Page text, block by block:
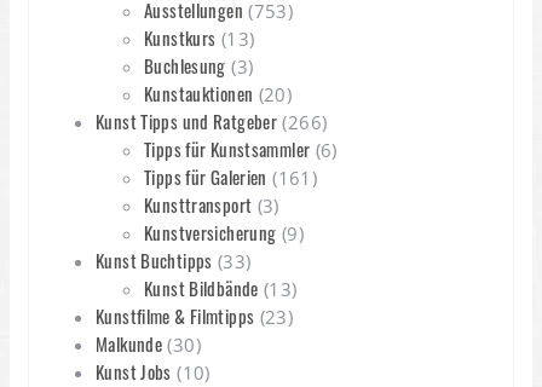
Ausstellungen (753)
Kunstkurs (13)
Buchlesung (3)
Kunstauktionen (20)
Kunst Tipps und Ratgeber (266)
Tipps für Kunstsammler (6)
Tipps für Galerien (161)
Kunsttransport (3)
Kunstversicherung (9)
Kunst Buchtipps (33)
Kunst Bildbände (13)
Kunstfilme & Filmtipps (23)
Malkunde (30)
Kunst Jobs (10)